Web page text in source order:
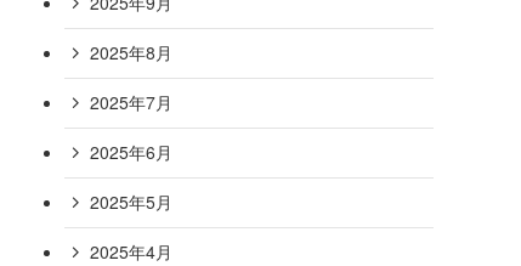
2025年8月
2025年7月
2025年6月
2025年5月
2025年4月